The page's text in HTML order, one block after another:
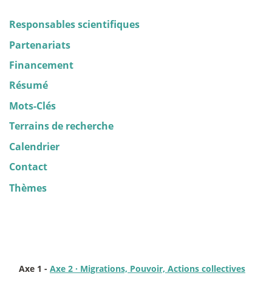
Responsables scientifiques
Partenariats
Financement
Résumé
Mots-Clés
Terrains de recherche
Calendrier
Contact
Thèmes
Axe 1 - Axe 2 · Migrations, Pouvoir, Actions collectives